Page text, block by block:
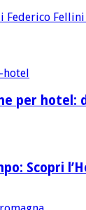
Federico Fellini
per hotel:
Scopri